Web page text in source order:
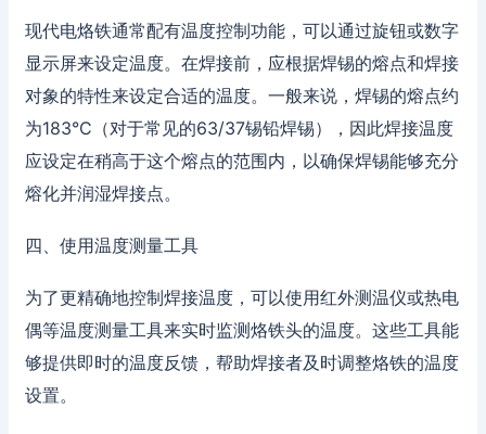
现代电烙铁通常配有温度控制功能，可以通过旋钮或数字
显示屏来设定温度。在焊接前，应根据焊锡的熔点和焊接
对象的特性来设定合适的温度。一般来说，焊锡的熔点约
为183°C（对于常见的63/37锡铅焊锡），因此焊接温度
应设定在稍高于这个熔点的范围内，以确保焊锡能够充分
熔化并润湿焊接点。
四、使用温度测量工具
为了更精确地控制焊接温度，可以使用红外测温仪或热电
偶等温度测量工具来实时监测烙铁头的温度。这些工具能
够提供即时的温度反馈，帮助焊接者及时调整烙铁的温度
设置。